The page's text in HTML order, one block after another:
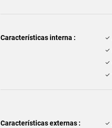
Características interna :
Características externas :